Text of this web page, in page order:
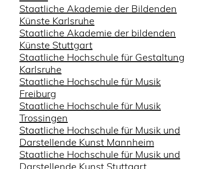
Staatliche Akademie der Bildenden
Künste Karlsruhe
Staatliche Akademie der bildenden
Künste Stuttgart
Staatliche Hochschule für Gestaltung
Karlsruhe
Staatliche Hochschule für Musik
Freiburg
Staatliche Hochschule für Musik
Trossingen
Staatliche Hochschule für Musik und
Darstellende Kunst Mannheim
Staatliche Hochschule für Musik und
Darstellende Kunst Stuttgart